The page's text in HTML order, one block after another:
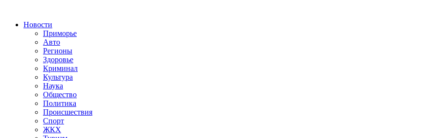
Новости
Приморье
Авто
Регионы
Здоровье
Криминал
Культура
Наука
Общество
Политика
Происшествия
Спорт
ЖКХ